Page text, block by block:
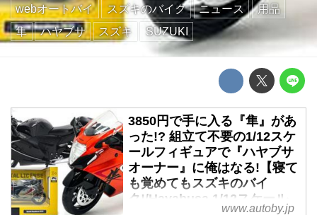
webオートバイ スズキのバイク ニュース
用品
隼
ハヤブサ スズキ SUZUKI
3850円で手に入る『隼』があ
った!? 組立て不要の1/12スケ
ールフィギュアで『ハヤブサ
オーナー』に俺はなる!【寝て
も覚めてもスズキのバイ
ク!/Hayabusa 1/12スケール
www.autoby.jp